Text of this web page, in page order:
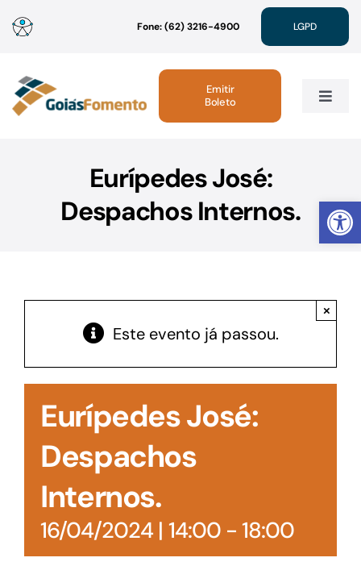
Abrir
para
conteúdo
Fone: (62) 3216-4900 LGPD
Toggle
Linhas de Crédito
Acesso à Informação
Emitir
Boleto
Eurípedes José:
Despachos Internos.
Este evento já passou.
×
Eurípedes José:
Despachos
Internos.
16/04/2024 | 14:00- 18:00